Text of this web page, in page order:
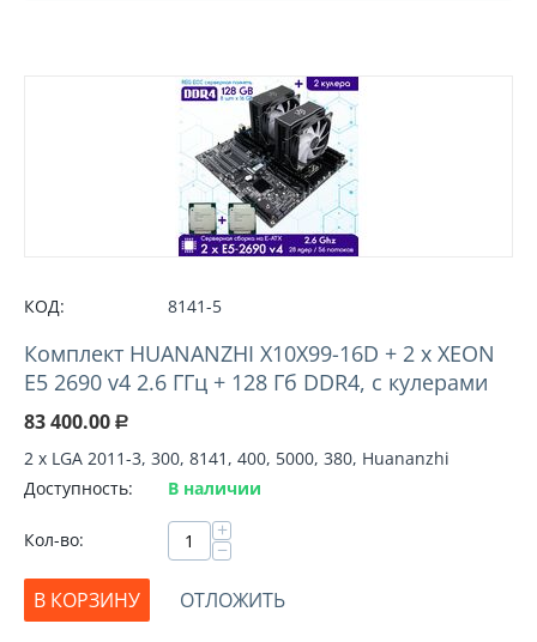
КОД: 8141-5
Комплект HUANANZHI X10X99-16D + 2 х XEON
E5 2690 v4 2.6 ГГц + 128 Гб DDR4, с кулерами
83 400.00 Р
2 х LGA 2011-3, 300, 8141, 400, 5000, 380, Huananzhi
Доступность:
В наличии
Кол-во: +
−
В КОРЗИНУ
ОТЛОЖИТЬ